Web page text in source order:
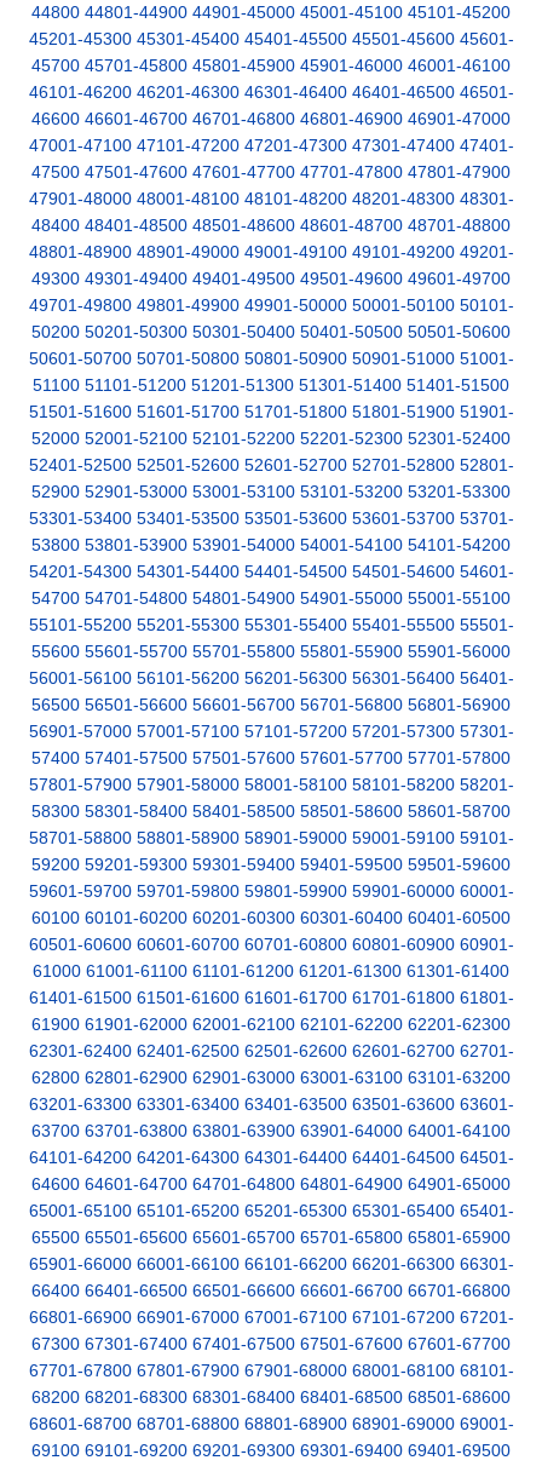
44800 44801-44900 44901-45000 45001-45100 45101-45200
45201-45300 45301-45400 45401-45500 45501-45600 45601-
45700 45701-45800 45801-45900 45901-46000 46001-46100
46101-46200 46201-46300 46301-46400 46401-46500 46501-
46600 46601-46700 46701-46800 46801-46900 46901-47000
47001-47100 47101-47200 47201-47300 47301-47400 47401-
47500 47501-47600 47601-47700 47701-47800 47801-47900
47901-48000 48001-48100 48101-48200 48201-48300 48301-
48400 48401-48500 48501-48600 48601-48700 48701-48800
48801-48900 48901-49000 49001-49100 49101-49200 49201-
49300 49301-49400 49401-49500 49501-49600 49601-49700
49701-49800 49801-49900 49901-50000 50001-50100 50101-
50200 50201-50300 50301-50400 50401-50500 50501-50600
50601-50700 50701-50800 50801-50900 50901-51000 51001-
51100 51101-51200 51201-51300 51301-51400 51401-51500
51501-51600 51601-51700 51701-51800 51801-51900 51901-
52000 52001-52100 52101-52200 52201-52300 52301-52400
52401-52500 52501-52600 52601-52700 52701-52800 52801-
52900 52901-53000 53001-53100 53101-53200 53201-53300
53301-53400 53401-53500 53501-53600 53601-53700 53701-
53800 53801-53900 53901-54000 54001-54100 54101-54200
54201-54300 54301-54400 54401-54500 54501-54600 54601-
54700 54701-54800 54801-54900 54901-55000 55001-55100
55101-55200 55201-55300 55301-55400 55401-55500 55501-
55600 55601-55700 55701-55800 55801-55900 55901-56000
56001-56100 56101-56200 56201-56300 56301-56400 56401-
56500 56501-56600 56601-56700 56701-56800 56801-56900
56901-57000 57001-57100 57101-57200 57201-57300 57301-
57400 57401-57500 57501-57600 57601-57700 57701-57800
57801-57900 57901-58000 58001-58100 58101-58200 58201-
58300 58301-58400 58401-58500 58501-58600 58601-58700
58701-58800 58801-58900 58901-59000 59001-59100 59101-
59200 59201-59300 59301-59400 59401-59500 59501-59600
59601-59700 59701-59800 59801-59900 59901-60000 60001-
60100 60101-60200 60201-60300 60301-60400 60401-60500
60501-60600 60601-60700 60701-60800 60801-60900 60901-
61000 61001-61100 61101-61200 61201-61300 61301-61400
61401-61500 61501-61600 61601-61700 61701-61800 61801-
61900 61901-62000 62001-62100 62101-62200 62201-62300
62301-62400 62401-62500 62501-62600 62601-62700 62701-
62800 62801-62900 62901-63000 63001-63100 63101-63200
63201-63300 63301-63400 63401-63500 63501-63600 63601-
63700 63701-63800 63801-63900 63901-64000 64001-64100
64101-64200 64201-64300 64301-64400 64401-64500 64501-
64600 64601-64700 64701-64800 64801-64900 64901-65000
65001-65100 65101-65200 65201-65300 65301-65400 65401-
65500 65501-65600 65601-65700 65701-65800 65801-65900
65901-66000 66001-66100 66101-66200 66201-66300 66301-
66400 66401-66500 66501-66600 66601-66700 66701-66800
66801-66900 66901-67000 67001-67100 67101-67200 67201-
67300 67301-67400 67401-67500 67501-67600 67601-67700
67701-67800 67801-67900 67901-68000 68001-68100 68101-
68200 68201-68300 68301-68400 68401-68500 68501-68600
68601-68700 68701-68800 68801-68900 68901-69000 69001-
69100 69101-69200 69201-69300 69301-69400 69401-69500